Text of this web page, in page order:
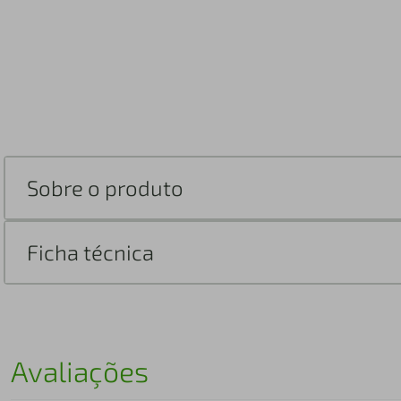
Sobre o produto
Ficha técnica
Avaliações